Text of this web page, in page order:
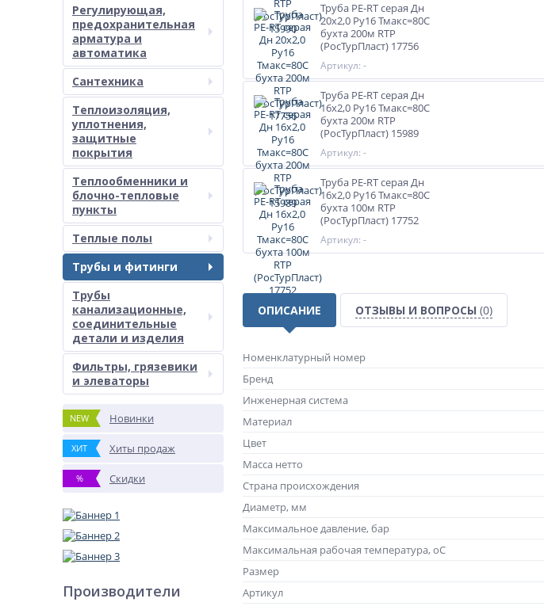
Регулирующая,
предохранительная
арматура и
автоматика
Сантехника
Теплоизоляция,
уплотнения,
защитные
покрытия
Теплообменники и
блочно-тепловые
пункты
Теплые полы
Трубы и фитинги
Трубы
канализационные,
соединительные
детали и изделия
Фильтры, грязевики
и элеваторы
NEW Новинки
ХИТ Хиты продаж
% Скидки
Производители
Труба PE-RT серая Дн
20х2,0 Ру16 Тмакс=80C
бухта 200м RTP
(РосТурПласт) 17756
Артикул: -
Труба PE-RT серая Дн
16х2,0 Ру16 Тмакс=80C
бухта 200м RTP
(РосТурПласт) 15989
Артикул: -
Труба PE-RT серая Дн
16х2,0 Ру16 Тмакс=80C
бухта 100м RTP
(РосТурПласт) 17752
Артикул: -
ОПИСАНИЕ ОТЗЫВЫ И ВОПРОСЫ (0)
Номенклатурный номер
Бренд
Инженерная система
Материал
Цвет
Масса нетто
Страна происхождения
Диаметр, мм
Максимальное давление, бар
Максимальная рабочая температура, oC
Размер
Артикул